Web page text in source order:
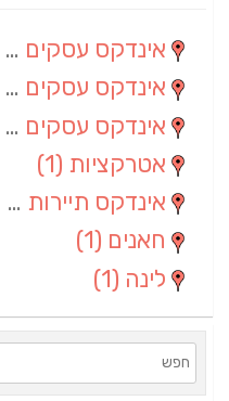
אינדקס עסקים מרחבי
אינדקס עסקים מקומי
אינדקס עסקים ארצי
אטרקציות (1)
אינדקס תיירות ארצי
חאנים(1)
לינה(1)